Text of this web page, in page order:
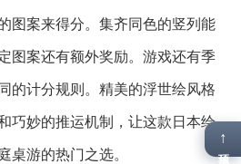
图案来得分。集齐同色的竖列能
图案还有额外奖励。游戏还有季
的计分规则。精美的浮世绘风格
巧妙的推运机制，让这款日本绘
桌游的热门之选。
↑